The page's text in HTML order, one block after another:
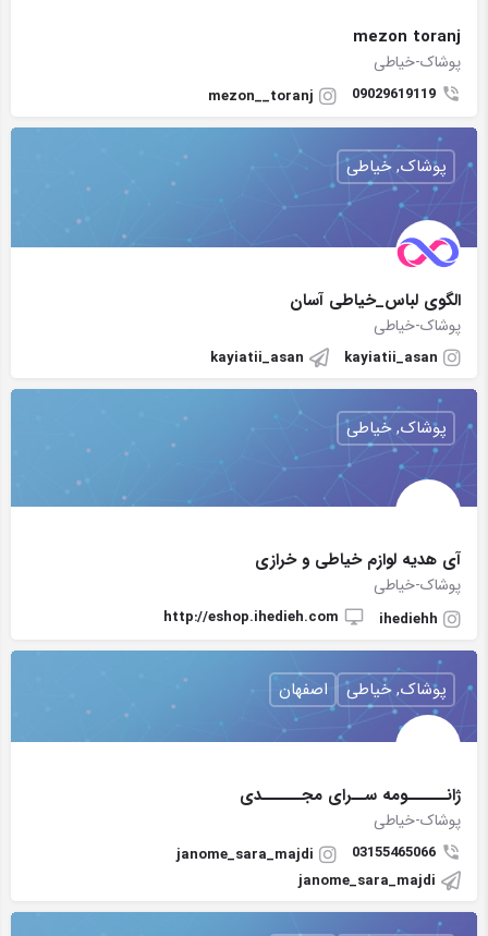
mezon toranj
پوشاک-خیاطی
09029619119
mezon__toranj
الگوی لباس_خیاطی آسان
پوشاک-خیاطی
kayiatii_asan
kayiatii_asan
پوشاک, خیاطی
آی هدیه لوازم خیاطی و خرازی
پوشاک-خیاطی
ihediehh
http://eshop.ihedieh.com
پوشاک, خیاطی
ژانــــــومه ســرای مجــــــدی
پوشاک-خیاطی
03155465066
janome_sara_majdi
janome_sara_majdi
پوشاک, خیاطی اصفهان